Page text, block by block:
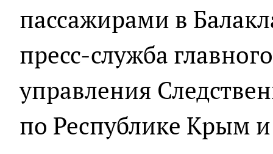
пассажирами в
пресс-служба
управления
по Республике Крым